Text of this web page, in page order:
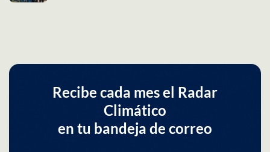
Recibe cada mes el Radar
Climático
en tu bandeja de correo